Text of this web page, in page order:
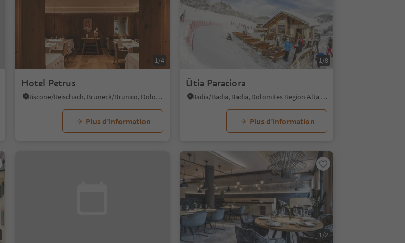
1/4
Hotel Petrus
Riscone/Reischach, Bruneck/Brunico, Dolomites Region Kronplatz/Plan de Corones
Plus d’information
1/8
Ütia Paraciora
Badia/Badia, Badia, Dolomites Region Alta Badia
Plus d’information
1/2